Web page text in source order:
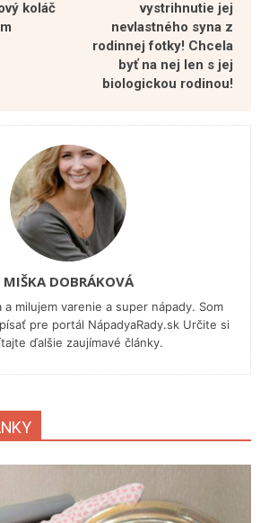
koláč
vystrihnutie jej
nevlastného syna z
rodinnej fotky! Chcela
byť na nej len s jej
biologickou rodinou!
MIŠKA DOBRÁKOVÁ
a milujem varenie a super nápady. Som
pre portál NápadyaRady.sk Určite si
ďalšie zaujímavé články.